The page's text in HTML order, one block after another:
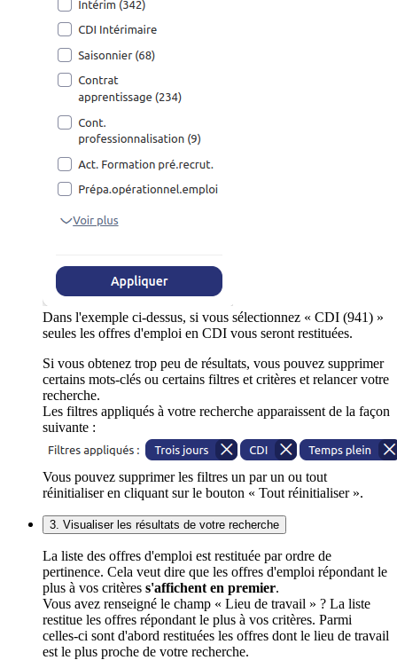
Dans l'exemple ci-dessus, si vous sélectionnez « CDI (941) »
seules les offres d'emploi en CDI vous seront restituées.
Si vous obtenez trop peu de résultats, vous pouvez supprimer
certains mots-clés ou certains filtres et critères et relancer votre
recherche.
Les filtres appliqués à votre recherche apparaissent de la façon
suivante :
Vous pouvez supprimer les filtres un par un ou tout
réinitialiser en cliquant sur le bouton « Tout réinitialiser ».
3. Visualiser les résultats de votre recherche
La liste des offres d'emploi est restituée par ordre de
pertinence. Cela veut dire que les offres d'emploi répondant le
plus à vos critères s'affichent en premier.
Vous avez renseigné le champ « Lieu de travail » ? La liste
restitue les offres répondant le plus à vos critères. Parmi
celles-ci sont d'abord restituées les offres dont le lieu de travail
est le plus proche de votre recherche.